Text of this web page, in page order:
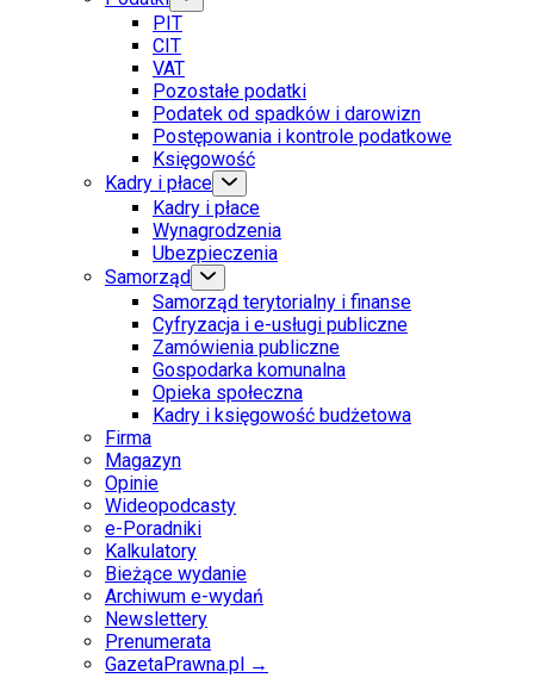
PIT
CIT
VAT
Pozostałe podatki
Podatek od spadków i darowizn
Postępowania i kontrole podatkowe
Księgowość
Kadry i płace
Kadry i płace
Wynagrodzenia
Ubezpieczenia
Samorząd
Samorząd terytorialny i finanse
Cyfryzacja i e-usługi publiczne
Zamówienia publiczne
Gospodarka komunalna
Opieka społeczna
Kadry i księgowość budżetowa
Firma
Magazyn
Opinie
Wideopodcasty
e-Poradniki
Kalkulatory
Bieżące wydanie
Archiwum e-wydań
Newslettery
Prenumerata
GazetaPrawna.pl →